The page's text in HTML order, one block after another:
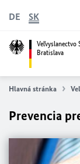
Veľvyslanectvo
Bratislava
DE SK
Hlavná stránka
Prevencia